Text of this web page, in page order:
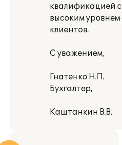
квалификацией
высоким
клиентов.
С уважением,
Гнатенко Н.П.
Бухгалтер,
Каштанкин В.В.